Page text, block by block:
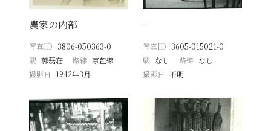
農家の内部
写真ID 3806-050363-0
駅 郭磊荘 路線 京包線
撮影日
1942年3月
−
写真ID 3605-015021-0
駅 なし 路線 なし
撮影日 不明